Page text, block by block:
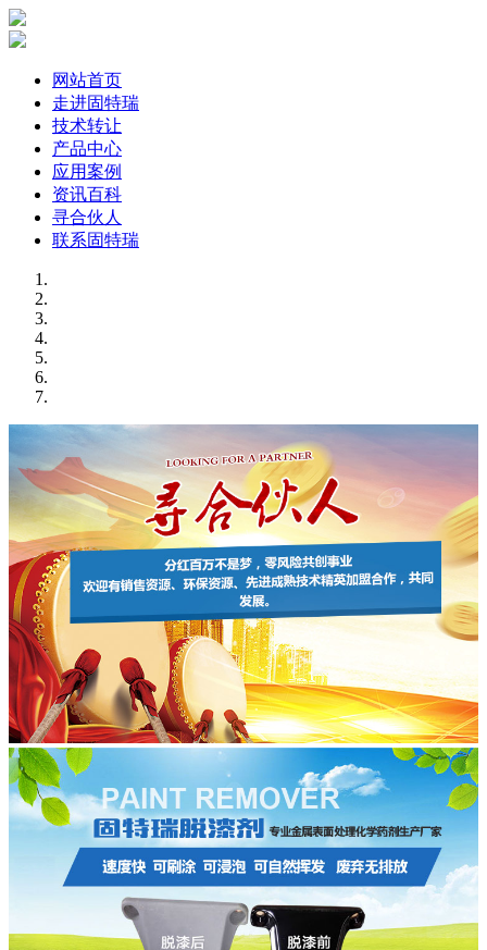
网站首页
走进固特瑞
技术转让
产品中心
应用案例
资讯百科
寻合伙人
联系固特瑞